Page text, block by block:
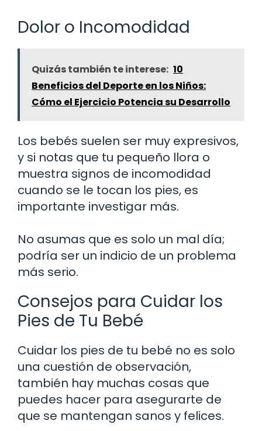
Dolor o Incomodidad
Quizás también te interese: 10
Beneficios del Deporte en los Niños:
Cómo el Ejercicio Potencia su Desarrollo
Los bebés suelen ser muy expresivos,
y si notas que tu pequeño llora o
muestra signos de incomodidad
cuando se le tocan los pies, es
importante investigar más.
No asumas que es solo un mal día;
podría ser un indicio de un problema
más serio.
Consejos para Cuidar los
Pies de Tu Bebé
Cuidar los pies de tu bebé no es solo
una cuestión de observación,
también hay muchas cosas que
puedes hacer para asegurarte de
que se mantengan sanos y felices.